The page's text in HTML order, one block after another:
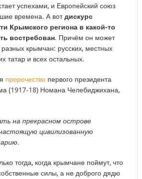
успехами, и Европейский союз
времена. А вотдискурс
Крымского региона в какой-то
востребован. Причём он может
крымчан: русских, местных
татар и всех остальных.
пророчествопервого президента
(1917-18) Номана Челебиджихана,
на прекрасном острове
цивилизованную
тогда, когда крымчане поймут, что
силы, а не доброго дядю